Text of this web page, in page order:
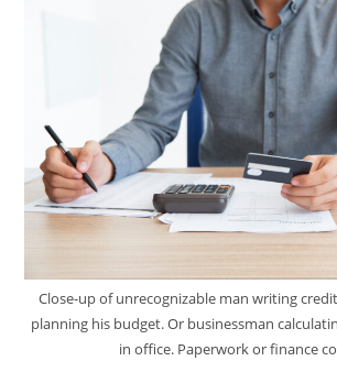
Close-up of unrecognizable man writing
planning his budget. Or businessman
in office. Paperwork or finance